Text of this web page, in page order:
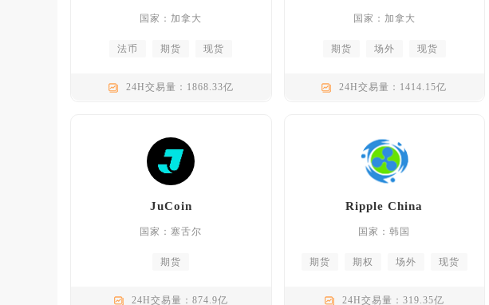
国家：加拿大
法币 期货 现货
24H交易量：1868.33亿
国家：加拿大
期货 场外 现货
24H交易量：1414.15亿
JuCoin
国家：塞舌尔
期货
24H交易量：874.9亿
Ripple China
国家：韩国
期货 期权 场外 现货
24H交易量：319.35亿